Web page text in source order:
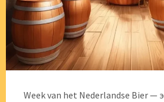
Week van het Nederlandse Bier —